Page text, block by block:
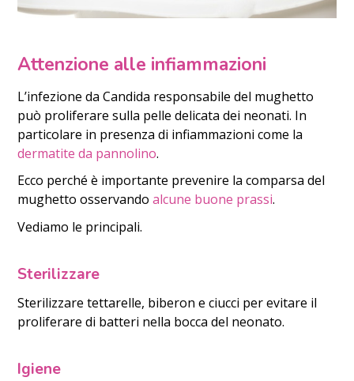
Attenzione alle infiammazioni
L’infezione da Candida responsabile del mughetto
può proliferare sulla pelle delicata dei neonati. In
particolare in presenza di infiammazioni come la
dermatite da pannolino.
Ecco perché è importante prevenire la comparsa del
mughetto osservandoalcune buone prassi.
Vediamo le principali.
Sterilizzare
Sterilizzare tettarelle, biberon e ciucci per evitare il
proliferare di batteri nella bocca del neonato.
Igiene